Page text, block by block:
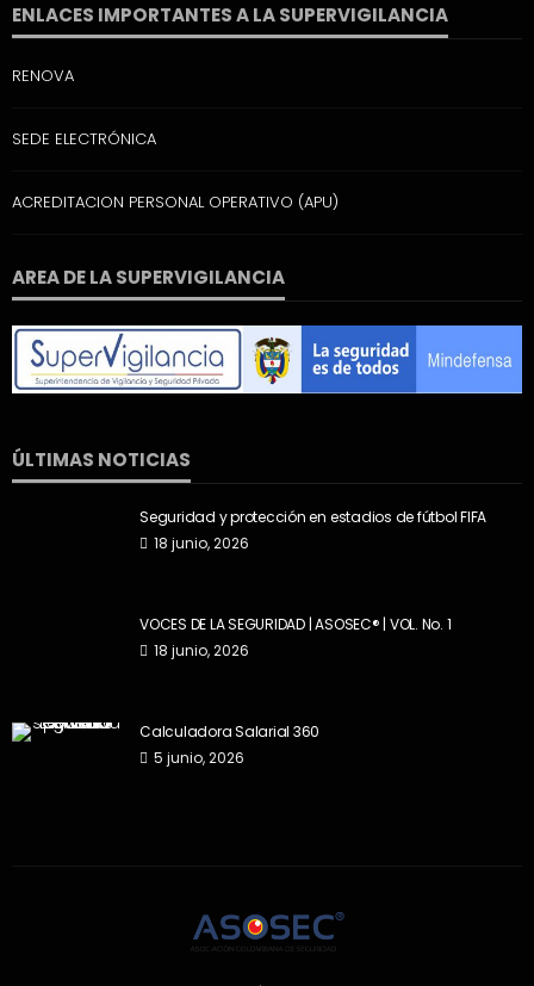
ENLACES IMPORTANTES A LA SUPERVIGILANCIA
RENOVA
SEDE ELECTRÓNICA
ACREDITACION PERSONAL OPERATIVO (APU)
AREA DE LA SUPERVIGILANCIA
ÚLTIMAS NOTICIAS
Seguridad y protección en estadios de fútbol FIFA
18 junio, 2026
VOCES DE LA SEGURIDAD | ASOSEC® | VOL. No. 1
18 junio, 2026
Calculadora Salarial 360
5 junio, 2026